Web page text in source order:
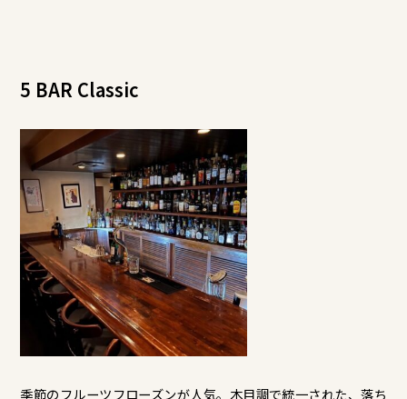
5 BAR Classic
季節のフルーツフローズンが人気。木目調で統一された、落ち